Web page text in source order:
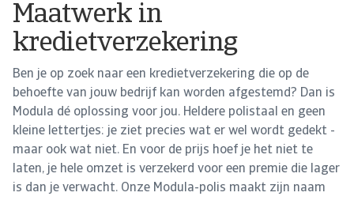
Maatwerk in
kredietverzekering
Ben je op zoek naar een kredietverzekering die op de
behoefte van jouw bedrijf kan worden afgestemd? Dan is
Modula dé oplossing voor jou. Heldere polistaal en geen
kleine lettertjes: je ziet precies wat er wel wordt gedekt -
maar ook wat niet. En voor de prijs hoef je het niet te
laten, je hele omzet is verzekerd voor een premie die lager
is dan je verwacht. Onze Modula-polis maakt zijn naam